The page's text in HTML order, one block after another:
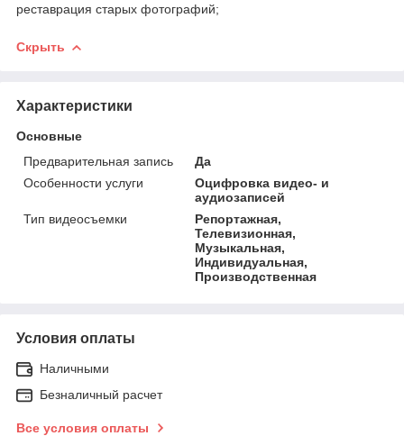
реставрация старых фотографий;
Скрыть
Характеристики
Основные
Предварительная запись
Да
Особенности услуги
Оцифровка видео- и
аудиозаписей
Тип видеосъемки
Репортажная,
Телевизионная,
Музыкальная,
Индивидуальная,
Производственная
Условия оплаты
Наличными
Безналичный расчет
Все условия оплаты